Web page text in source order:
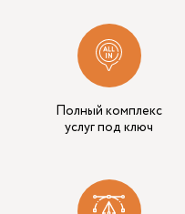
Полный комплекс
услуг под ключ